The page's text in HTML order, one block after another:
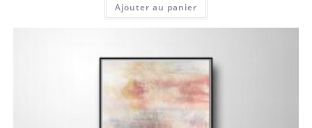
Ajouter au panier